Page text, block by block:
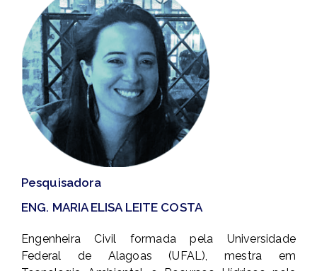
Pesquisadora
ENG. MARIA ELISA LEITE COSTA
Engenheira Civil formada pela Universidade
Federal de Alagoas (UFAL), mestra em